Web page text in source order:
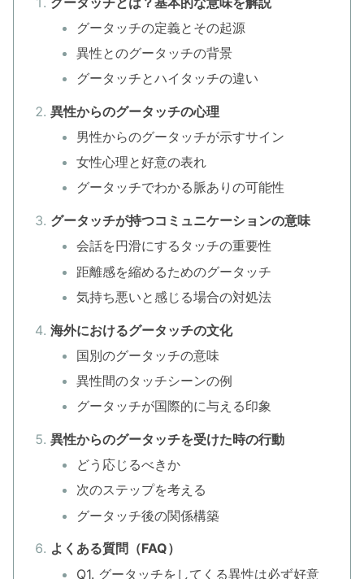
グータッチの定義とその起源
異性とのグータッチの背景
グータッチとハイタッチの違い
異性からのグータッチの心理
男性からのグータッチが示すサイン
女性心理と好意の表れ
グータッチでわかる脈ありの可能性
グータッチが持つコミュニケーションの意味
会話を円滑にするタッチの重要性
距離感を縮めるためのグータッチ
気持ち悪いと感じる場合の対処法
海外におけるグータッチの文化
国別のグータッチの意味
異性間のタッチシーンの例
グータッチが国際的に与える印象
異性からのグータッチを受けた時の行動
どう応じるべきか
次のステップを考える
グータッチ後の関係構築
よくある質問（FAQ）
Q1. グータッチをしてくる異性は必ず好意